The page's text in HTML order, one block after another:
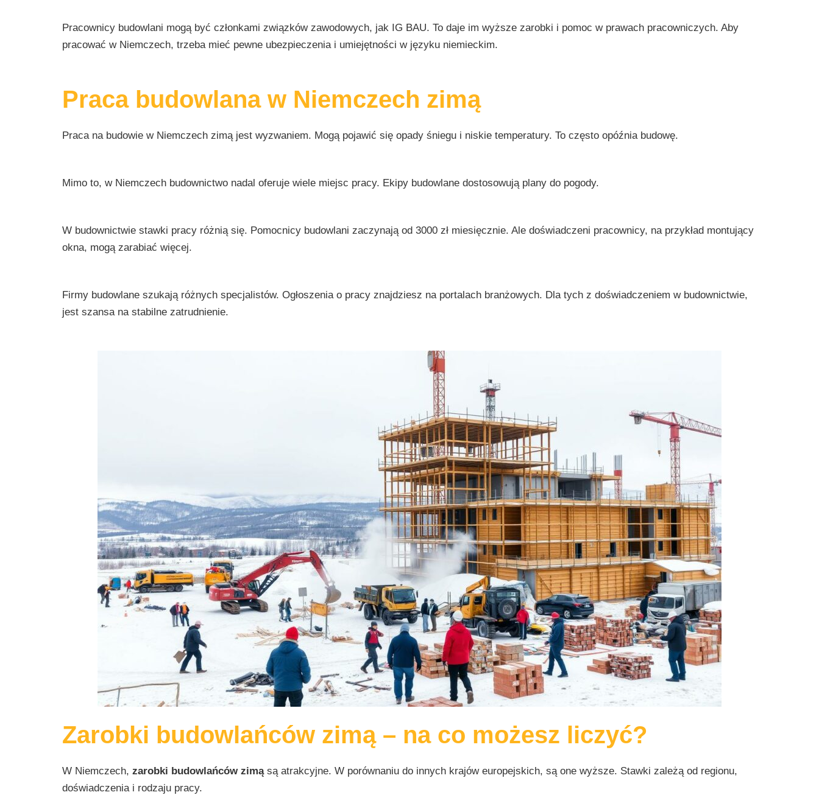
Pracownicy budowlani mogą być członkami związków zawodowych, jak IG BAU. To daje im wyższe zarobki i pomoc w prawach pracowniczych. Aby
pracować w Niemczech, trzeba mieć pewne ubezpieczenia i umiejętności w języku niemieckim.
Praca budowlana w Niemczech zimą
Praca na budowie w Niemczech zimą jest wyzwaniem. Mogą pojawić się opady śniegu i niskie temperatury. To często opóźnia budowę.
Mimo to, w Niemczech budownictwo nadal oferuje wiele miejsc pracy. Ekipy budowlane dostosowują plany do pogody.
W budownictwie stawki pracy różnią się. Pomocnicy budowlani zaczynają od 3000 zł miesięcznie. Ale doświadczeni pracownicy, na przykład montujący
okna, mogą zarabiać więcej.
Firmy budowlane szukają różnych specjalistów. Ogłoszenia o pracy znajdziesz na portalach branżowych. Dla tych z doświadczeniem w budownictwie,
jest szansa na stabilne zatrudnienie.
Zarobki budowlańców zimą – na co możesz liczyć?
W Niemczech, zarobki budowlańców zimąsą atrakcyjne. W porównaniu do innych krajów europejskich, są one wyższe. Stawki zależą od regionu,
doświadczenia i rodzaju pracy.